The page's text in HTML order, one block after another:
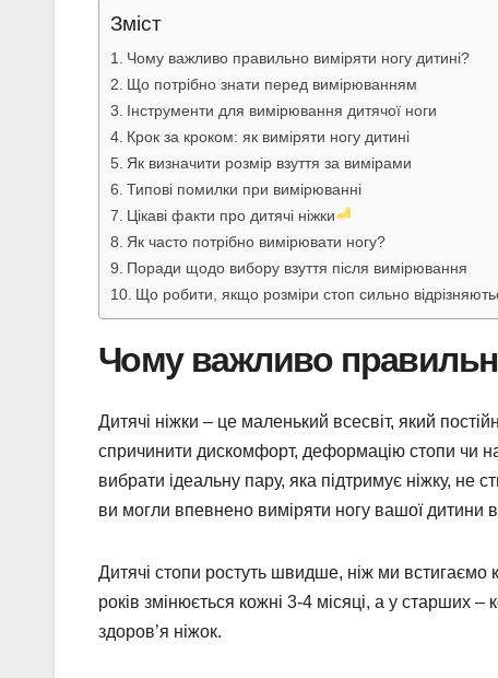
Зміст
Чому важливо правильно виміряти ногу дитині?
Що потрібно знати перед вимірюванням
Інструменти для вимірювання дитячої ноги
Крок за кроком: як виміряти ногу дитині
Як визначити розмір взуття за вимірами
Типові помилки при вимірюванні
Цікаві факти про дитячі ніжки
Як часто потрібно вимірювати ногу?
Поради щодо вибору взуття після вимірювання
Що робити, якщо розміри стоп сильно
Чому важливо
Дитячі ніжки – це маленький всесвіт, який
спричинити дискомфорт, деформацію стопи чи
вибрати ідеальну пару, яка підтримує ніжку, не
ви могли впевнено виміряти ногу вашої дитини
Дитячі стопи ростуть швидше, ніж ми встигаємо
років змінюється кожні 3-4 місяці, а у старших
здоров’я ніжок.